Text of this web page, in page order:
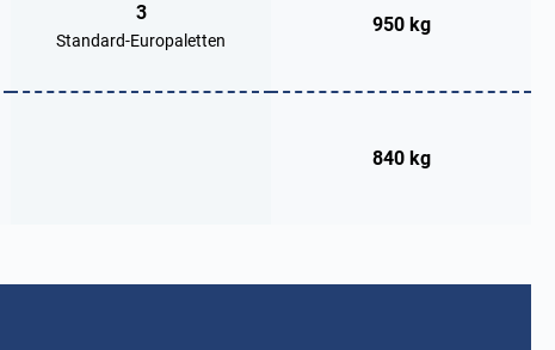
3
Standard-Europaletten
950 kg
840 kg